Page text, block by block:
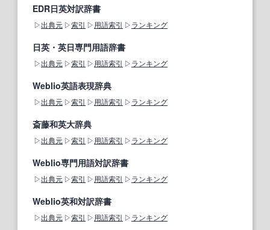
EDR日英対訳辞書
出典元 索引 用語索引 ランキング
日英・英日専門用語辞書
出典元 索引 用語索引 ランキング
Weblio英語表現辞典
出典元 索引 用語索引 ランキング
斎藤和英大辞典
出典元 索引 用語索引 ランキング
Weblio専門用語対訳辞書
出典元 索引 用語索引 ランキング
Weblio英和対訳辞書
出典元 索引 用語索引 ランキング